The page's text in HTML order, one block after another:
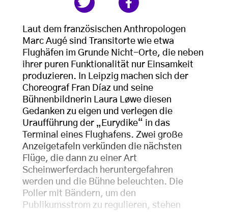
Laut dem französischen Anthropologen
Marc Augé sind Transitorte wie etwa
Flughäfen im Grunde Nicht-Orte, die neben
ihrer puren Funktionalität nur Einsamkeit
produzieren. In Leipzig machen sich der
Choreograf Fran Díaz und seine
Bühnenbildnerin Laura Løwe diesen
Gedanken zu eigen und verlegen die
Uraufführung der „Eurydike“ in das
Terminal eines Flughafens. Zwei große
Anzeigetafeln verkünden die nächsten
Flüge, die dann zu einer Art
Scheinwerferdach heruntergefahren
werden und die Bühne beleuchten. Die
Poller mit Bändern, um den
Publikumsstrom zu regulieren, stehen